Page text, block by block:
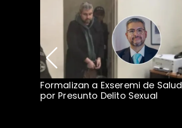
Formalizan a Exseremi de Salud
por Presunto Delito Sexual